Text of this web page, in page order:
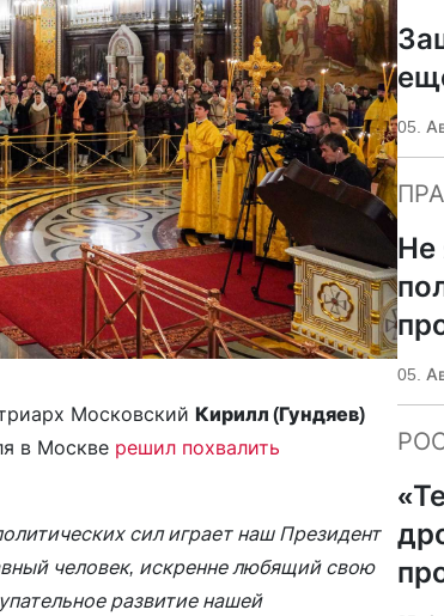
Московский Кирилл (Гундяев)
в Москве решил похвалить
сил играет наш Президент
человек, искренне любящий свою
развитие нашей
05.
Не
05.